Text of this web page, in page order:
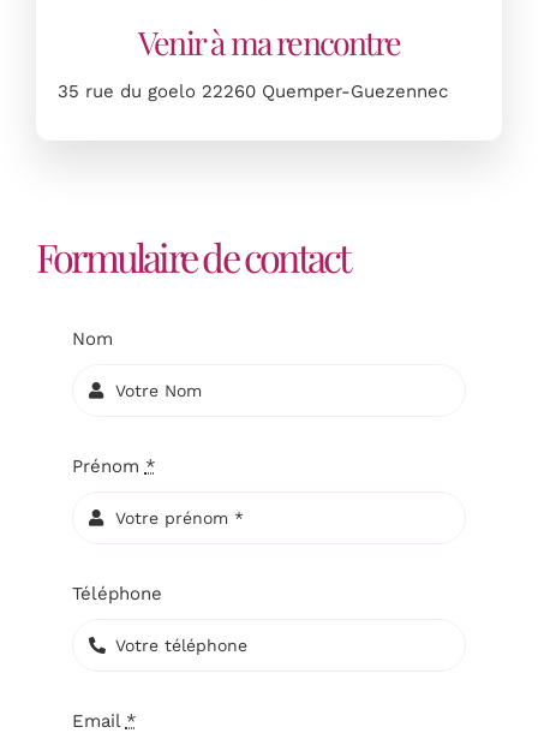
Venir à ma rencontre
35 rue du goelo 22260 Quemper-Guezennec
Formulaire de contact
Nom
Prénom *
Téléphone
Email *